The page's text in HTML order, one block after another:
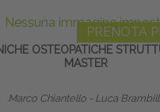
PRENOTA
OSTEOPATICHE
MASTER
Marco Chiantello - Luca